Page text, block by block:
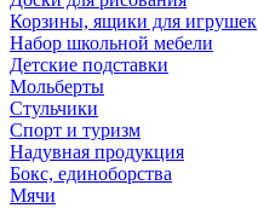
Корзины, ящики для игрушек
Набор школьной мебели
Детские подставки
Мольберты
Стульчики
Спорт и туризм
Надувная продукция
Бокс, единоборства
Мячи